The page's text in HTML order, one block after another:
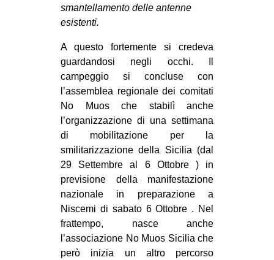
smantellamento delle antenne
esistenti.
A questo fortemente si credeva
guardandosi negli occhi. Il
campeggio si concluse con
l’assemblea regionale dei comitati
No Muos che stabilì anche
l’organizzazione di una settimana
di mobilitazione per la
smilitarizzazione della Sicilia (dal
29 Settembre al 6 Ottobre ) in
previsione della manifestazione
nazionale in preparazione a
Niscemi di sabato 6 Ottobre . Nel
frattempo, nasce anche
l’associazione No Muos Sicilia che
però inizia un altro percorso